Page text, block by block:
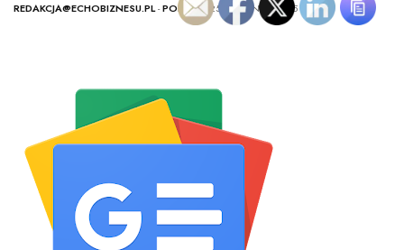
REDAKCJA@ECHOBIZNESU.PL-POLSKA - 25 KWIETNIA, 2025